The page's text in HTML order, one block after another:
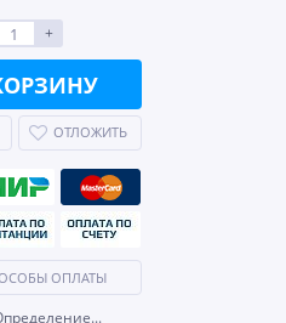
+
ОТЛОЖИТЬ
ОПЛАТЫ